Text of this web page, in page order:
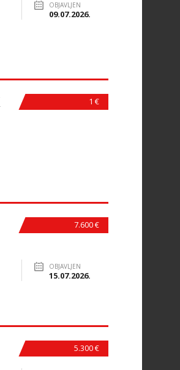
OBJAVLJEN
09.07.2026.
1 €
7.600 €
OBJAVLJEN
15.07.2026.
5.300 €